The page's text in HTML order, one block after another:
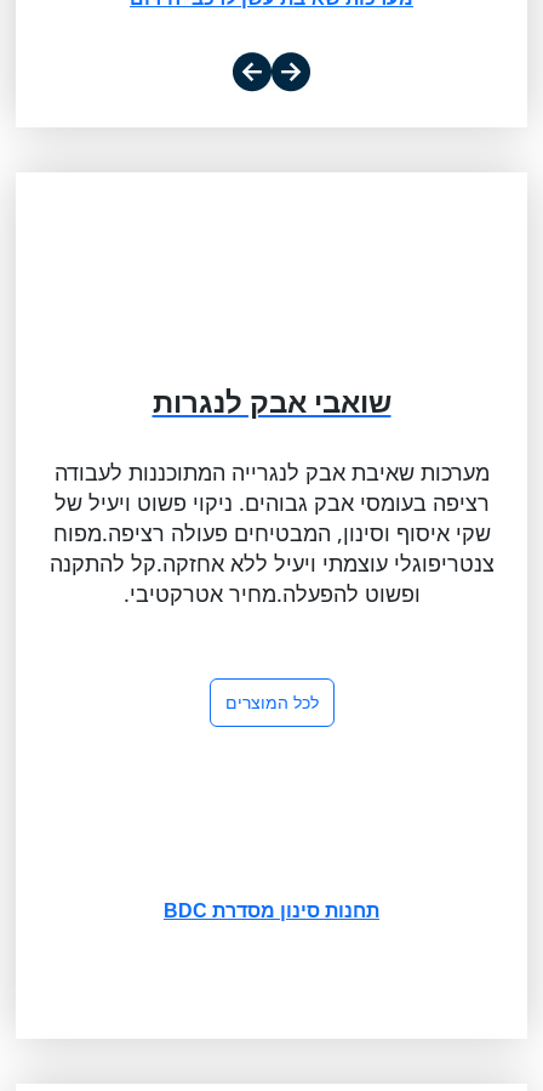
שואבי אבק לנגרות
מערכות שאיבת אבק לנגרייה המתוכננות לעבודה
רציפה בעומסי אבק גבוהים. ניקוי פשוט ויעיל של
שקי איסוף וסינון, המבטיחים פעולה רציפה.מפוח
צנטריפוגלי עוצמתי ויעיל ללא אחזקה.קל להתקנה
ופשוט להפעלה.מחיר אטרקטיבי.
לכל המוצרים
תחנות סינון מסדרת BDC